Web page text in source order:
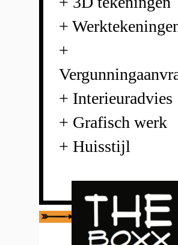
+
+
+ Interieuradvies
+ Grafisch werk
+ Huisstijl